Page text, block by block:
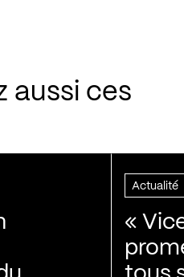
aussi ces
Actualité
«